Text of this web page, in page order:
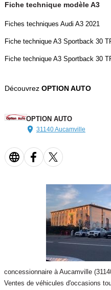
Fiche technique modèle A3
Fiches techniques Audi A3 2021
Fiche technique A3 Sportback 30
Découvrez OPTION AUTO
OPTION AUTO
31140 Aucamville
concessionnaire à Aucamville
Ventes de véhicules d'occasions